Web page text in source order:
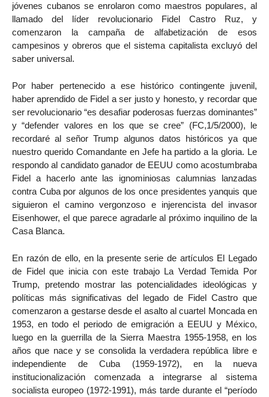
jóvenes cubanos se enrolaron como maestros populares, al
llamado del líder revolucionario Fidel Castro Ruz, y
comenzaron la campaña de alfabetización de esos
campesinos y obreros que el sistema capitalista excluyó del
saber universal.
Por haber pertenecido a ese histórico contingente juvenil,
haber aprendido de Fidel a ser justo y honesto, y recordar que
ser revolucionario “es desafiar poderosas fuerzas dominantes”
y “defender valores en los que se cree” (FC,1/5/2000), le
recordaré al señor Trump algunos datos históricos ya que
nuestro querido Comandante en Jefe ha partido a la gloria. Le
respondo al candidato ganador de EEUU como acostumbraba
Fidel a hacerlo ante las ignominiosas calumnias lanzadas
contra Cuba por algunos de los once presidentes yanquis que
siguieron el camino vergonzoso e injerencista del invasor
Eisenhower, el que parece agradarle al próximo inquilino de la
Casa Blanca.
En razón de ello, en la presente serie de artículos El Legado
de Fidel que inicia con este trabajo La Verdad Temida Por
Trump, pretendo mostrar las potencialidades ideológicas y
políticas más significativas del legado de Fidel Castro que
comenzaron a gestarse desde el asalto al cuartel Moncada en
1953, en todo el periodo de emigración a EEUU y México,
luego en la guerrilla de la Sierra Maestra 1955-1958, en los
años que nace y se consolida la verdadera república libre e
independiente de Cuba (1959-1972), en la nueva
institucionalización comenzada a integrarse al sistema
socialista europeo (1972-1991), más tarde durante el “período